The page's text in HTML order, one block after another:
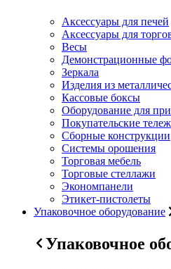
Аксессуары для печей
Аксессуары для
Весы
Демонстрационные
Зеркала
Изделия из
Кассовые боксы
Оборудование для
Покупательские
Сборные конструкции
Системы орошения
Торговая мебель
Торговые стеллажи
Экономпанели
Этикет-пистолеты
Упаковочное оборудование
Упаковочное